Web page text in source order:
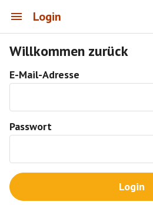
Login
Willkommen zurück
E-Mail-Adresse
Passwort
Login